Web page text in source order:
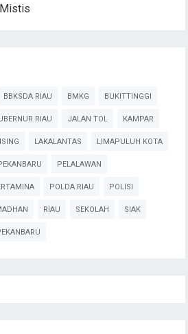
BBKSDA RIAU BMKG BUKITTINGGI
RIAU JALAN TOL KAMPAR
LAKALANTAS LIMAPULUH KOTA
PELALAWAN
POLDA RIAU POLISI
RIAU SEKOLAH SIAK